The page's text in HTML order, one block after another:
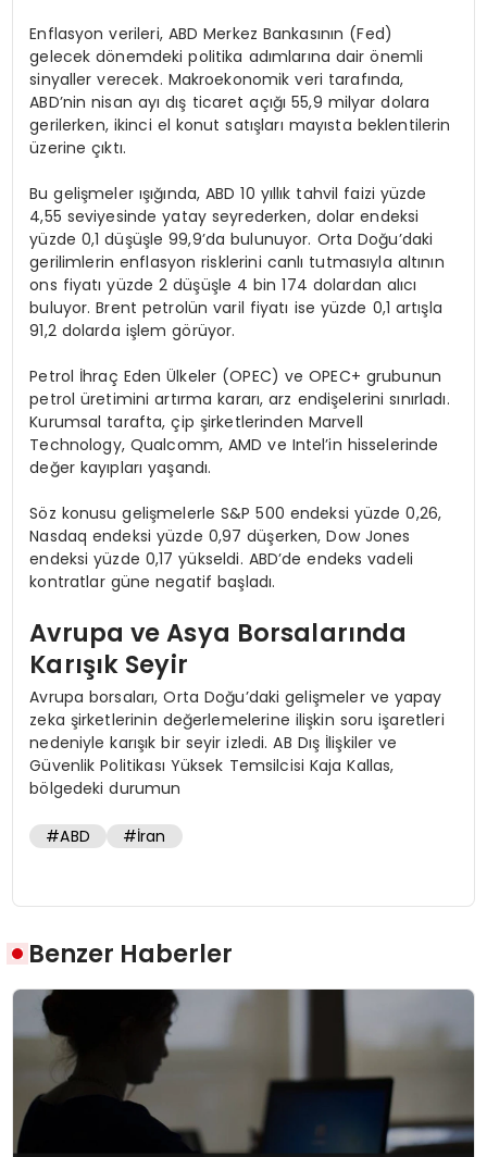
Enflasyon verileri, ABD Merkez Bankasının (Fed)
gelecek dönemdeki politika adımlarına dair önemli
sinyaller verecek. Makroekonomik veri tarafında,
ABD’nin nisan ayı dış ticaret açığı 55,9 milyar dolara
gerilerken, ikinci el konut satışları mayısta beklentilerin
üzerine çıktı.
Bu gelişmeler ışığında, ABD 10 yıllık tahvil faizi yüzde
4,55 seviyesinde yatay seyrederken, dolar endeksi
yüzde 0,1 düşüşle 99,9’da bulunuyor. Orta Doğu’daki
gerilimlerin enflasyon risklerini canlı tutmasıyla altının
ons fiyatı yüzde 2 düşüşle 4 bin 174 dolardan alıcı
buluyor. Brent petrolün varil fiyatı ise yüzde 0,1 artışla
91,2 dolarda işlem görüyor.
Petrol İhraç Eden Ülkeler (OPEC) ve OPEC+ grubunun
petrol üretimini artırma kararı, arz endişelerini sınırladı.
Kurumsal tarafta, çip şirketlerinden Marvell
Technology, Qualcomm, AMD ve Intel’in hisselerinde
değer kayıpları yaşandı.
Söz konusu gelişmelerle S&P 500 endeksi yüzde 0,26,
Nasdaq endeksi yüzde 0,97 düşerken, Dow Jones
endeksi yüzde 0,17 yükseldi. ABD’de endeks vadeli
kontratlar güne negatif başladı.
Avrupa ve Asya Borsalarında
Karışık Seyir
Avrupa borsaları, Orta Doğu’daki gelişmeler ve yapay
zeka şirketlerinin değerlemelerine ilişkin soru işaretleri
nedeniyle karışık bir seyir izledi. AB Dış İlişkiler ve
Güvenlik Politikası Yüksek Temsilcisi Kaja Kallas,
bölgedeki durumun
#ABD #İran
Benzer Haberler